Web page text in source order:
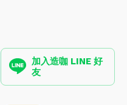
加入造咖 LINE 好
友